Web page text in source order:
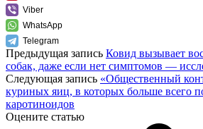
Viber
WhatsApp
Telegram
Предыдущая запись Ковид вызывает
собак, даже если нет симптомов —
Следующая запись «Общественный
куриных яиц, в которых больше всего
каротиноидов
Оцените статью